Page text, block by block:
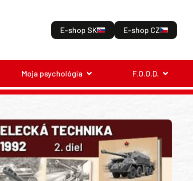
E-shop SK E-shop CZ
Moja psychológia F.O.O.D.